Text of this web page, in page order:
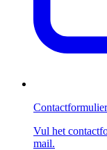
Contactformulier
Vul het
mail.